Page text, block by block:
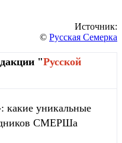
Источник:
© Русская Семерка
"Русской
какие уникальные
СМЕРШа